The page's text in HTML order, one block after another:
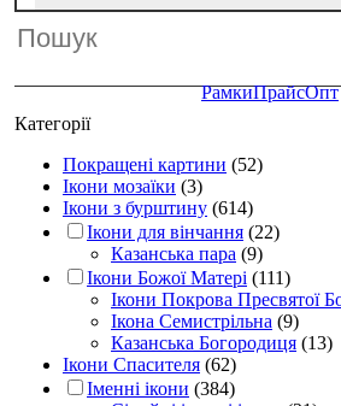
РамкиПрайсОпт
Категорії
Покращені картини (52)
Ікони мозаїки (3)
Ікони з бурштину (614)
Ікони для вінчання (22)
Казанська пара (9)
Ікони Божої Матері (111)
Ікони Покрова Пресвятої
Ікона Семистрільна (9)
Казанська Богородиця (13)
Ікони Спасителя (62)
Іменні ікони (384)